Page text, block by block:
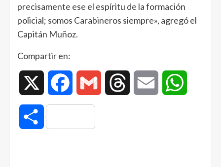
precisamente ese el espíritu de la formación
policial; somos Carabineros siempre», agregó el
Capitán Muñoz.
Compartir en:
Facebook Gmail Threads Email
Compartir